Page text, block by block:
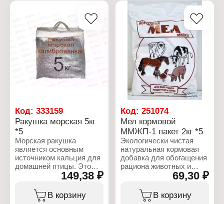
Тип товара: Наполнитель
для кошачьих туалетов
Вариация: древесный
Состав: опил хвойных
пород деревьев
Объем: 5 л
Производитель: Планета
котов
Тип товара: Наполнитель
для кошачьих туалетов
Вариация: древесный
Состав: опил хвойных
пород деревьев
Объем: 10 л
Код: 333159
Ракушка морская 5кг
*5
Морская ракушка
является основным
источником кальция для
домашней птицы. Это
экологически чистый
продукт. она является
продуктом переработки
149,38 ₽
В корзину
Код:251074
Мел кормовой
ММЖП-1 пакет 2кг *5
Экологически чистая
натуральная кормовая
добавка для обогащения
рациона животных и
птицы. Благодаря
высокому содержанию
кальция: эффективнее
формируются костные и
69,30 ₽
В корзину